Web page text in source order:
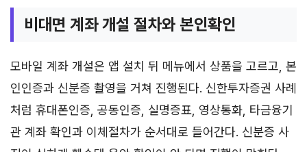
비대면 계좌 개설 절차와 본인확인
모바일 계좌 개설은 앱 설치 뒤 메뉴에서 상품을 고르고, 본
인인증과 신분증 촬영을 거쳐 진행된다. 신한투자증권 사례
처럼 휴대폰인증, 공동인증, 실명증표, 영상통화, 타금융기
관 계좌 확인과 이체절차가 순서대로 들어간다. 신분증 사